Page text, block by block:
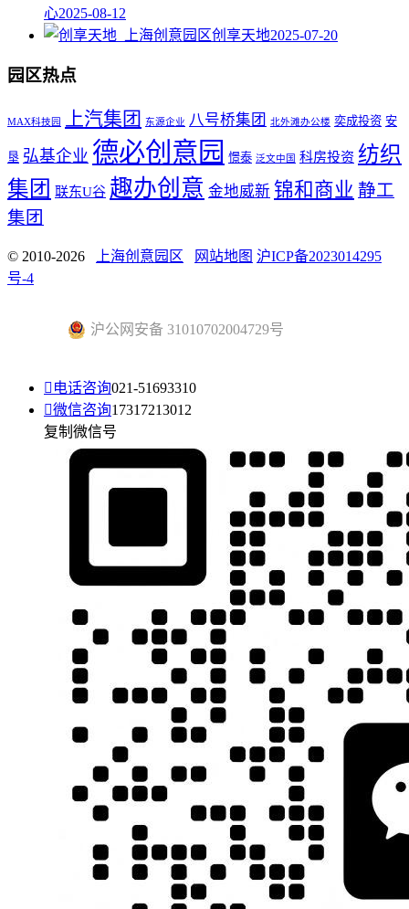
心2025-08-12
创享天地2025-07-20
园区热点
MAX科技园 上汽集团 东源企业 八号桥集团 北外滩办公楼 奕成投资 安
垦 弘基企业 德必创意园 憬泰 泛文中国 科房投资 纺织
集团 联东U谷 趣办创意 金地威新 锦和商业 静工
集团
© 2010-2026 上海创意园区 网站地图 沪ICP备2023014295
号-4
沪公网安备 31010702004729号
 电话咨询021-51693310
微信咨询17317213012
复制微信号